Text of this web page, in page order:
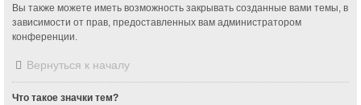
Вы также можете иметь возможность закрывать созданные вами темы, в
зависимости от прав, предоставленных вам администратором
конференции.
Вернуться к началу
Что такое значки тем?